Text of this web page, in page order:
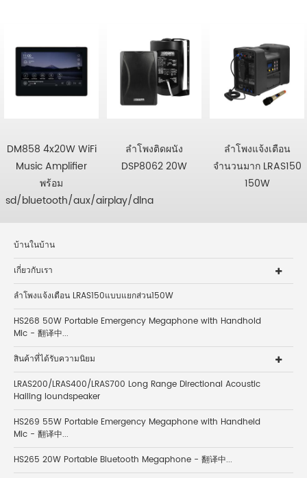
DM858 4x20W WiFi
Music Amplifier
พร้อม
sd/bluetooth/aux/airplay/dlna
ลำโพงติดผนัง
DSP8062 20W
ลำโพงแจ้งเตือน
จำนวนมาก LRAS150
150W
บ้านในบ้าน
เกี่ยวกับเรา
ลำโพงแจ้งเตือน LRAS150แบบแยกส่วน150W
HS268 50W Portable Emergency Megaphone with Handhold
Mic - 翻译中...
สินค้าที่ได้รับความนิยม
LRAS200/LRAS400/LRAS700 Long Range Directional Acoustic
Hailing loundspeaker
HS269 55W Portable Emergency Megaphone with Handheld
Mic - 翻译中...
HS265 20W Portable Bluetooth Megaphone - 翻译中...